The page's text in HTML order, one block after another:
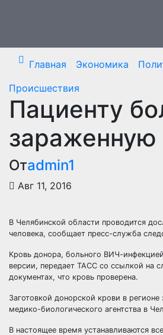
Главная Экономика
Происшествия
Пациенту
Отadmin1
Авг 11, 2016
В Челябинской области проводится
человека, сообщает пресс-служба
Кровь донора, больного ВИЧ-
версии, передает ТАСС со ссылкой на
документах, что кровь проверена.
Заготовкой донорской крови в
медико-биологического агентства в
В настоящее время устанавливаются